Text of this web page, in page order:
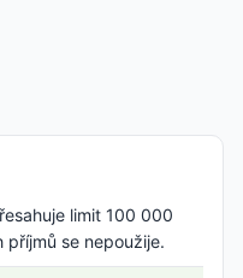
limit 100 000
se nepoužije.